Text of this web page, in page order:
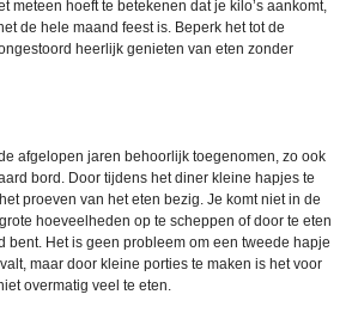
meteen hoeft te betekenen dat je kilo’s aankomt,
de hele maand feest is. Beperk het tot de
heerlijk genieten van eten zonder
afgelopen jaren behoorlijk toegenomen, zo ook
bord. Door tijdens het diner kleine hapjes te
proeven van het eten bezig. Je komt niet in de
hoeveelheden op te scheppen of door te eten
bent. Het is geen probleem om een tweede hapje
maar door kleine porties te maken is het voor
overmatig veel te eten.